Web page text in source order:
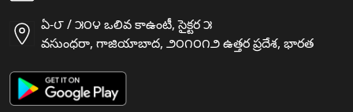
ఏ-౮ / ౫౦౪ ఒలివ కాఉంటీ, సైక్టర ౫
వసుంధరా, గాజియాబాద, ౨౦౧౦౧౨ ఉత్తర ప్రదేశ, భారత